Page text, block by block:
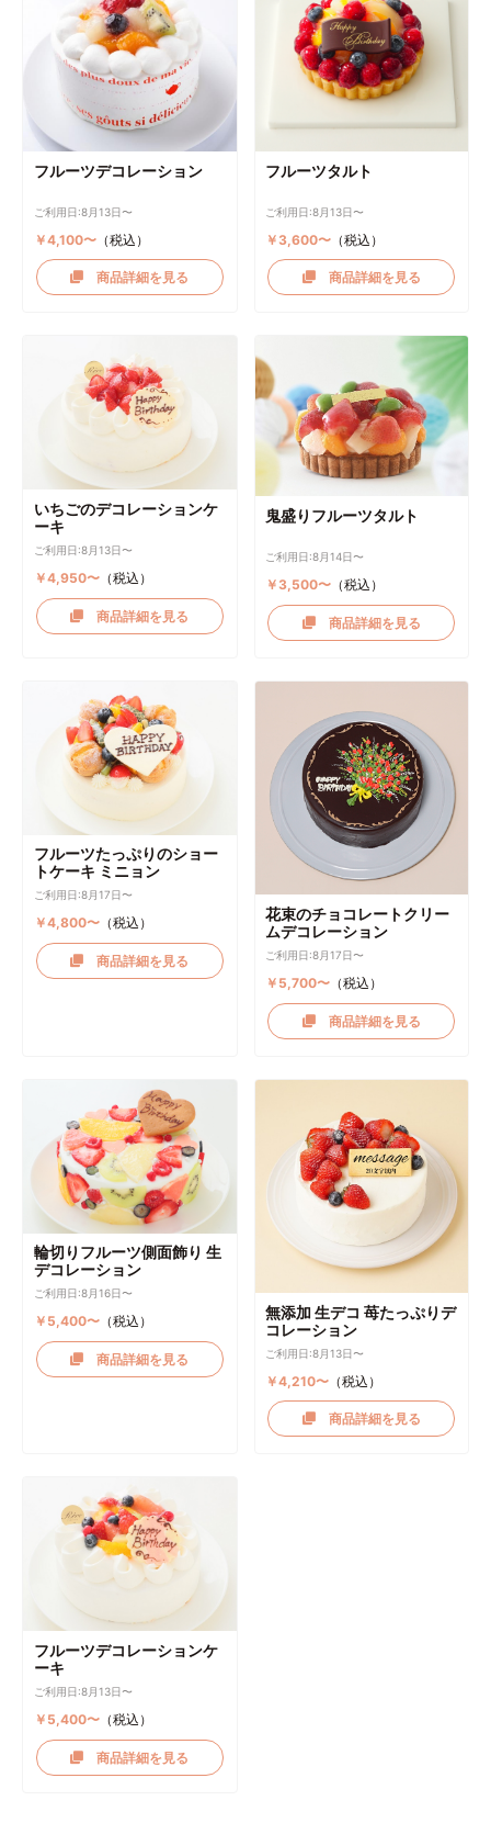
フルーツデコレーション
ご利用日:8月13日〜
￥4,100〜（税込）
商品詳細を見る
フルーツタルト
ご利用日:8月13日〜
￥3,600〜 （税込）
商品詳細を見る
いちごのデコレーションケ
ーキ
ご利用日:8月13日〜
￥4,950〜（税込）
商品詳細を見る
鬼盛りフルーツタルト
ご利用日:8月14日〜
￥3,500〜 （税込）
商品詳細を見る
フルーツたっぷりのショー
トケーキ ミニョン
ご利用日:8月17日〜
￥4,800〜（税込）
商品詳細を見る
花束のチョコレートクリー
ムデコレーション
ご利用日:8月17日〜
￥5,700〜 （税込）
商品詳細を見る
輪切りフルーツ側面飾り 生
デコレーション
ご利用日:8月16日〜
￥5,400〜（税込）
商品詳細を見る
無添加 生デコ 苺たっぷりデ
コレーション
ご利用日:8月13日〜
￥4,210〜 （税込）
商品詳細を見る
フルーツデコレーションケ
ーキ
ご利用日:8月13日〜
￥5,400〜（税込）
商品詳細を見る